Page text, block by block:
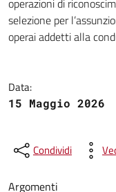
operazioni di
selezione per
operai addetti alla
Data:
15 Maggio 2026
Condividi
Argomenti